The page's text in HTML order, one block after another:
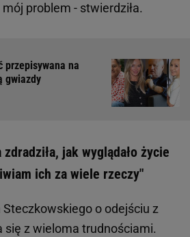
problem - stwierdziła.
przepisywana na
gwiazdy
jak wyglądało życie
ich za wiele rzeczy"
Steczkowskiego o odejściu z
się z wieloma trudnościami.